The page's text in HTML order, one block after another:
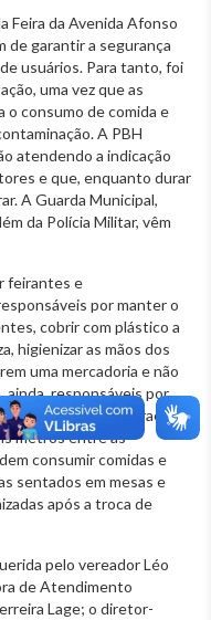
Feira da Avenida Afonso
de garantir a segurança
usuários. Para tanto, foi
uma vez que as
o consumo de comida e
A PBH
atendendo a indicação
e que, enquanto durar
A Guarda Municipal,
da Polícia Militar, vêm
feirantes e
por manter o
cobrir com plástico a
higienizar as mãos dos
uma mercadoria e não
ainda, responsáveis por
para evitar aglomerações,
metros entre as
consumir comidas e
sentados em mesas e
após a troca de
pelo vereador Léo
de Atendimento
Lage; o diretor-